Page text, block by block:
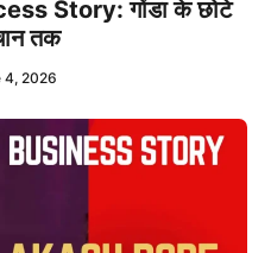
Story: गोंडा के छोटे
तक
4, 2026